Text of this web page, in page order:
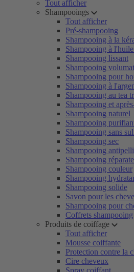
Tout afficher
Shampooings
Tout afficher
Pré-shampooing
Shampooing à la
Shampooing à
Shampooing lissant
Shampooing
Shampooing pour
Shampooing à
Shampooing au tea
Shampooing et
Shampooing naturel
Shampooing
Shampooing sans
Shampooing sec
Shampooing
Shampooing
Shampooing couleur
Shampooing
Shampooing solide
Savon pour les
Shampooing pour
Coffrets shampooing
Produits de coiffage
Tout afficher
Mousse coiffante
Protection contre la
Cire cheveux
Spray coiffant